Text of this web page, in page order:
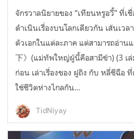
จักรวาลนิยายของ “เทียนหรูอวี้” ที่เ
ดำเนินเรื่องบนโลกเดียวกัน เส้นเว
ตัวเอกในแต่ละภาค แต่สามารถอ่าน
下》(แม่ทัพใหญ่ผู้นี้คือสามีข้า) (3 เล่
ก่อน เล่าเรื่องของ ฝูถิง กับ หลี่ชีฉือ
ใช้ชีวิตห่างไกลกัน...
TidNiyay